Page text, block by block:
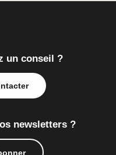
un conseil ?
newsletters ?